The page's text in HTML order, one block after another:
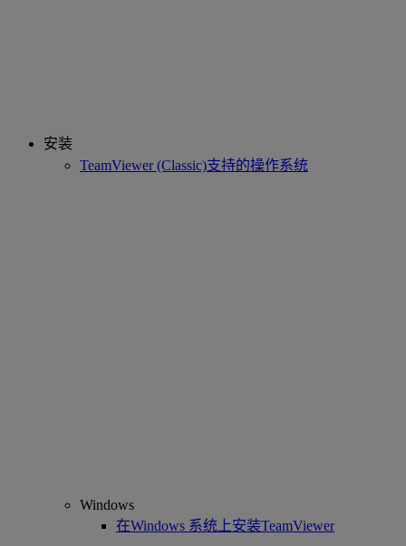
安装
TeamViewer (Classic)支持的操作系统
Windows
在Windows 系统上安装TeamViewer